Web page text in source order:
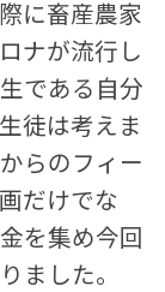
に畜産農家
ナが流行し
である自分
徒は考えま
らのフィー
だけでな
を集め今回
ました。